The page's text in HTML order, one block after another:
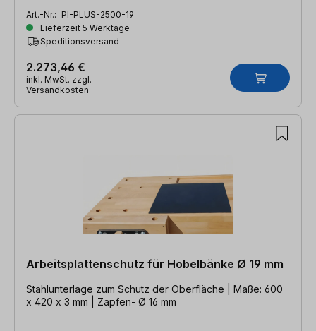
Art.-Nr.: PI-PLUS-2500-19
Lieferzeit 5 Werktage
Speditionsversand
2.273,46 €
inkl. MwSt. zzgl.
Versandkosten
Arbeitsplattenschutz für Hobelbänke Ø 19 mm
Stahlunterlage zum Schutz der Oberfläche | Maße: 600
x 420 x 3 mm | Zapfen- Ø 16 mm